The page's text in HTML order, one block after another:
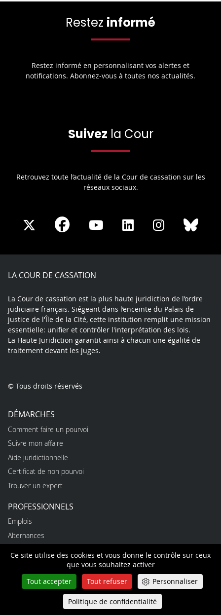
Ce site utilise des cookies et vous donne le contrôle sur ceux
que vous souhaitez activer
Tout accepter
Tout refuser Personnaliser
Politique de confidentialité
Restez informé
Restez informé en personnalisant vos alertes et
notifications. Abonnez-vous à toutes nos actualités.
Suivez la Cour
Retrouvez toute l’actualité de la Cour de cassation sur les
réseaux sociaux.
Share
X
Share
Facebook
Share
Youtube
Share
LinkedIn
Share
Instagram
LA COUR DE CASSATION
La Cour de cassation est la plus haute juridiction de l’ordre
judiciaire français. Siégeant dans l’enceinte du Palais de
justice de l'Île de la Cité, cette institution remplit une mission
essentielle: unifier et contrôler l'interprétation des lois.
La Haute Juridiction garantit ainsi à chacun une égalité de
traitement devant les juges.
© Tous droits réservés
DÉMARCHES
Comment faire un pourvoi
Suivre mon affaire
Aide juridictionnelle
Certificat de non pourvoi
Trouver un expert
PROFESSIONNELS
Emplois
Alternances
TUTORIELS
Queue-Fair